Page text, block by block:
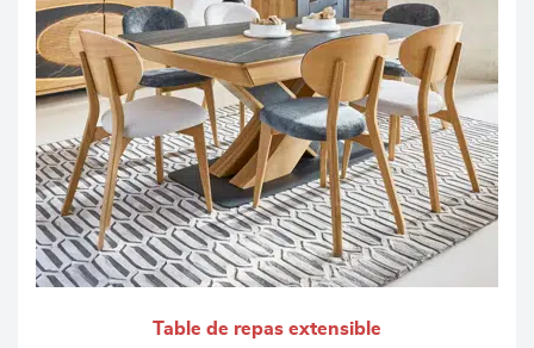
Table de repas extensible